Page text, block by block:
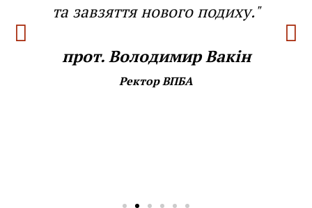
та завзяття нового подиху."
прот. Володимир Вакін
Ректор ВПБА